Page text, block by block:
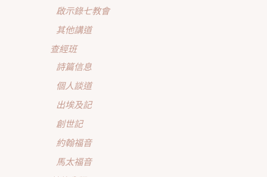
啟示錄七教會
其他講道
查經班
詩篇信息
個人談道
出埃及記
創世記
約翰福音
馬太福音